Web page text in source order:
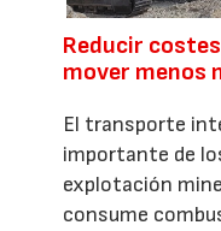
Reducir
mover menos
El transporte
importante de
explotación
consume